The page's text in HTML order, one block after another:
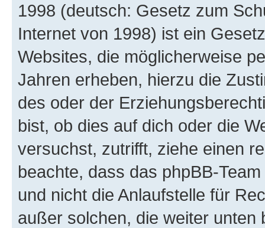
1998 (deutsch: Gesetz zum
Internet von 1998) ist ein
Websites, die möglicherweise
Jahren erheben, hierzu die
des oder der
bist, ob dies auf dich oder die
versuchst, zutrifft, ziehe einen
beachte, dass das phpBB-
und nicht die Anlaufstelle für
außer solchen, die weiter unten